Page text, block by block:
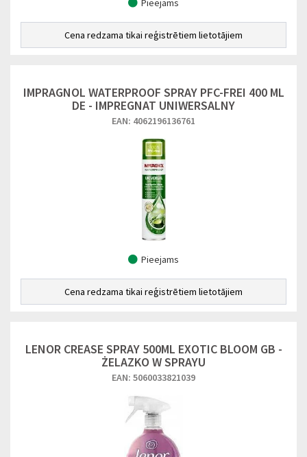
Pieejams
Cena redzama tikai reģistrētiem lietotājiem
IMPRAGNOL WATERPROOF SPRAY PFC-FREI 400 ML
DE - IMPREGNAT UNIWERSALNY
EAN: 4062196136761
Pieejams
Cena redzama tikai reģistrētiem lietotājiem
LENOR CREASE SPRAY 500ML EXOTIC BLOOM GB -
ŻELAZKO W SPRAYU
EAN: 5060033821039